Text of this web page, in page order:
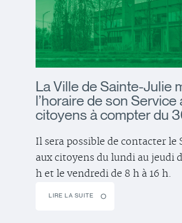
La Ville de Sainte-Julie
l’horaire de son Service
citoyens à compter du
Il sera possible de contacter le
aux citoyens du lundi au jeudi
h et le vendredi de 8 h à 16 h.
LIRE LA SUITE